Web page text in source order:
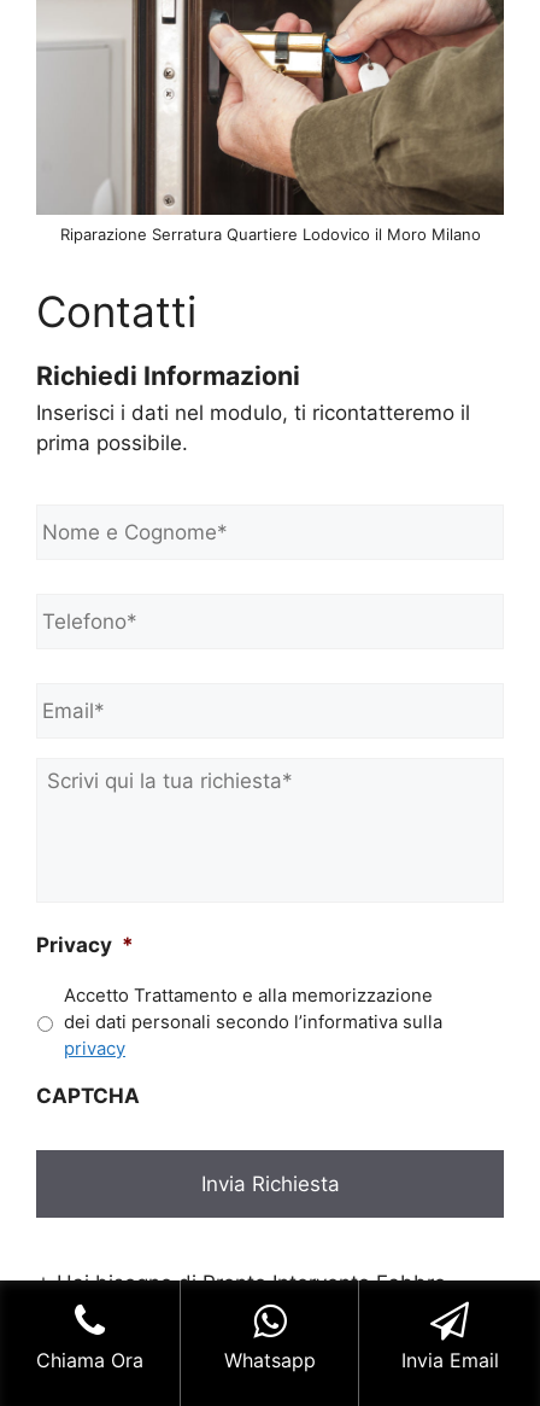
Riparazione Serratura Quartiere Lodovico il Moro Milano
Contatti
Richiedi Informazioni
Inserisci i dati nel modulo, ti ricontatteremo il
prima possibile.
o
e
C
n
m
Scrivi
qui
Privacy *
Accetto Trattamento e alla memorizzazione
dei dati personali secondo l’informativa sulla
privacy
CAPTCHA
⭐ Hai bisogno di Pronto Intervento Fabbro
Milano? Siamo attivi 7 giorni su 7 H24. Richiedi
un Preventivo.
Riparazione Serratura
Chiama Ora Whatsapp Invia Email